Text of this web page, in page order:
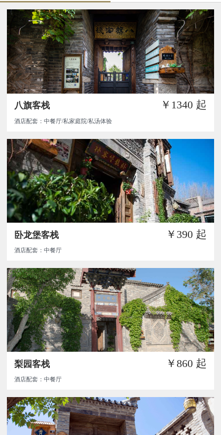
八旗客栈 ￥1340 起
酒店配套：中餐厅/私家庭院/私汤体验
卧龙堡客栈 ￥390 起
酒店配套：中餐厅
梨园客栈 ￥860 起
酒店配套：中餐厅